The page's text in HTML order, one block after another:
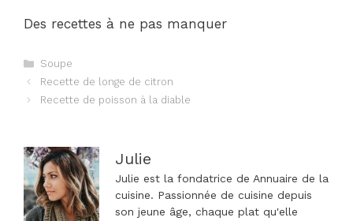
Des recettes à ne pas manquer
Catégories
Soupe
Navigation
des
Recette de longe de citron
Recette de poisson à la diable
Julie
Julie est la fondatrice de Annuaire de la
cuisine. Passionnée de cuisine depuis
son jeune âge, chaque plat qu'elle